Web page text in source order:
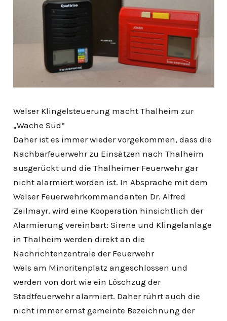
Welser Klingelsteuerung macht Thalheim zur
„Wache Süd“
Daher ist es immer wieder vorgekommen, dass die
Nachbarfeuerwehr zu Einsätzen nach Thalheim
ausgerückt und die Thalheimer Feuerwehr gar
nicht alarmiert worden ist. In Absprache mit dem
Welser Feuerwehrkommandanten Dr. Alfred
Zeilmayr, wird eine Kooperation hinsichtlich der
Alarmierung vereinbart: Sirene und Klingelanlage
in Thalheim werden direkt an die
Nachrichtenzentrale der Feuerwehr
Wels am Minoritenplatz angeschlossen und
werden von dort wie ein Löschzug der
Stadtfeuerwehr alarmiert. Daher rührt auch die
nicht immer ernst gemeinte Bezeichnung der